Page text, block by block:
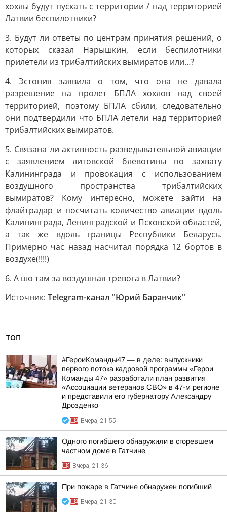
хохлы будут пускать с территории / над территорией
Латвии беспилотники?
3. Будут ли ответы по центрам принятия решений, о
которых сказал Нарышкин, если беспилотники
прилетели из трибалтийских вымиратов или…?
4. Эстония заявила о том, что она не давала
разрешение на пролет БПЛА хохлов над своей
территорией, поэтому БПЛА сбили, следовательно
они подтвердили что БПЛА летели над территорией
трибалтийских вымиратов.
5. Связана ли активность разведывательной авиации
с заявлением литовской блевотины по захвату
Калининграда и провокация с использованием
воздушного пространства трибалтийских
вымиратов? Кому интересно, можете зайти на
флайтрадар и посчитать количество авиации вдоль
Калининграда, Ленинградской и Псковской областей,
а так же вдоль границы Республики Беларусь.
Примерно час назад насчитал порядка 12 бортов в
воздухе(!!!!)
6. А шо там за воздушная тревога в Латвии?
Источник: Telegram-канал "Юрий Баранчик"
ТОП
#ГероиКоманды47 — в деле: выпускники
первого потока кадровой программы «Герои
Команды 47» разработали план развития
«Ассоциации ветеранов СВО» в 47-м регионе
и представили его губернатору Александру
Дрозденко
Вчера, 21:55
Одного погибшего обнаружили в сгоревшем
частном доме в Гатчине
Вчера, 21:36
При пожаре в Гатчине обнаружен погибший
Вчера, 21:30